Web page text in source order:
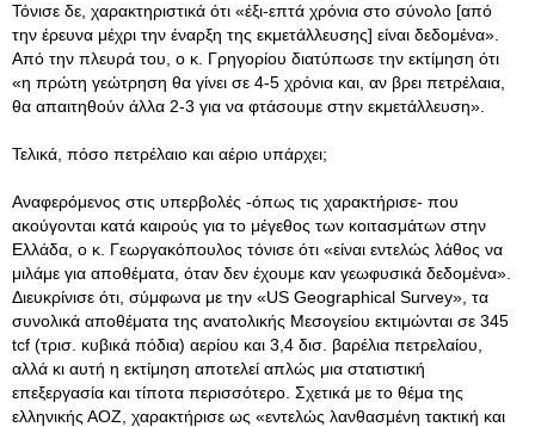
Τόνισε δε, χαρακτηριστικά ότι «έξι-επτά χρόνια στο σύνολο [από
την έρευνα μέχρι την έναρξη της εκμετάλλευσης] είναι δεδομένα».
Από την πλευρά του, ο κ. Γρηγορίου διατύπωσε την εκτίμηση ότι
«η πρώτη γεώτρηση θα γίνει σε 4-5 χρόνια και, αν βρει πετρέλαια,
θα απαιτηθούν άλλα 2-3 για να φτάσουμε στην εκμετάλλευση».
Τελικά, πόσο πετρέλαιο και αέριο υπάρχει;
Αναφερόμενος στις υπερβολές -όπως τις χαρακτήρισε- που
ακούγονται κατά καιρούς για το μέγεθος των κοιτασμάτων στην
Ελλάδα, ο κ. Γεωργακόπουλος τόνισε ότι «είναι εντελώς λάθος να
μιλάμε για αποθέματα, όταν δεν έχουμε καν γεωφυσικά δεδομένα».
Διευκρίνισε ότι, σύμφωνα με την «US Geographical Survey», τα
συνολικά αποθέματα της ανατολικής Μεσογείου εκτιμώνται σε 345
tcf (τρισ. κυβικά πόδια) αερίου και 3,4 δισ. βαρέλια πετρελαίου,
αλλά κι αυτή η εκτίμηση αποτελεί απλώς μια στατιστική
επεξεργασία και τίποτα περισσότερο. Σχετικά με το θέμα της
ελληνικής ΑΟΖ, χαρακτήρισε ως «εντελώς λανθασμένη τακτική και